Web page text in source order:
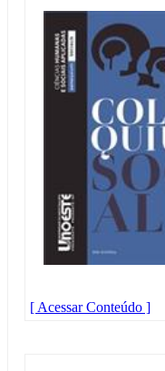
[ Acessar Conteúdo ]